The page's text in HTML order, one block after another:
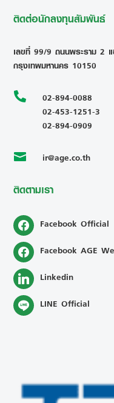
ติดต่อนักลงทุนสัมพันธ์
เลขที่ 99/9 ถนนพระราม 2 แ
กรุงเทพมหานคร 10150

02-894-0088
02-453-1251-3
02-894-0909
 ir@age.co.th
ติดตามเรา
Facebook Official
Facebook AGE
Linkedin
LINE Official